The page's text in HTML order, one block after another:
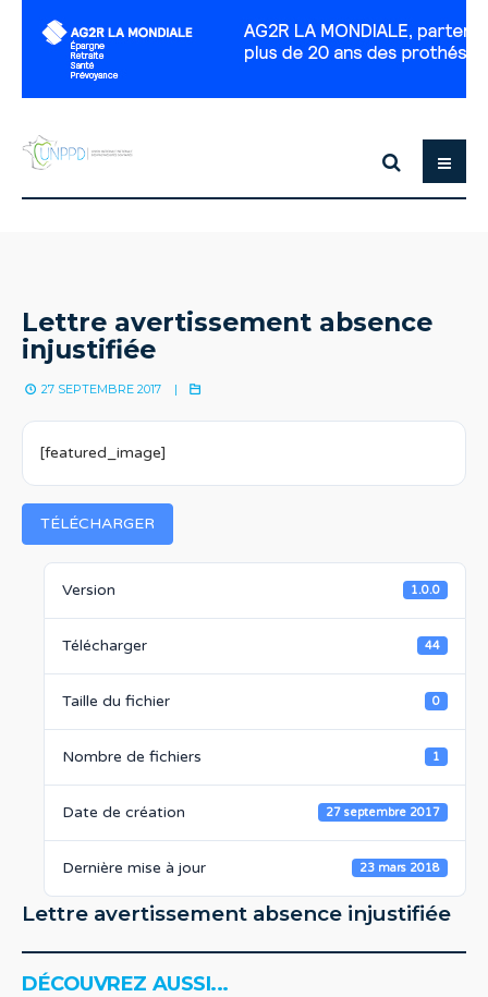
Lettre avertissement absence
injustifiée
27 SEPTEMBRE 2017 |
[featured_image]
TÉLÉCHARGER
Version 1.0.0
Télécharger 44
Taille du fichier 0
Nombre de fichiers 1
Date de création 27 septembre 2017
Dernière mise à jour 23 mars 2018
Lettre avertissement absence injustifiée
DÉCOUVREZ AUSSI...